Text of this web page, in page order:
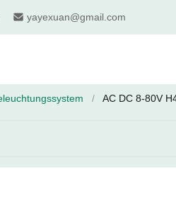
yayexuan@gmail.com
/ AC DC 8-80V